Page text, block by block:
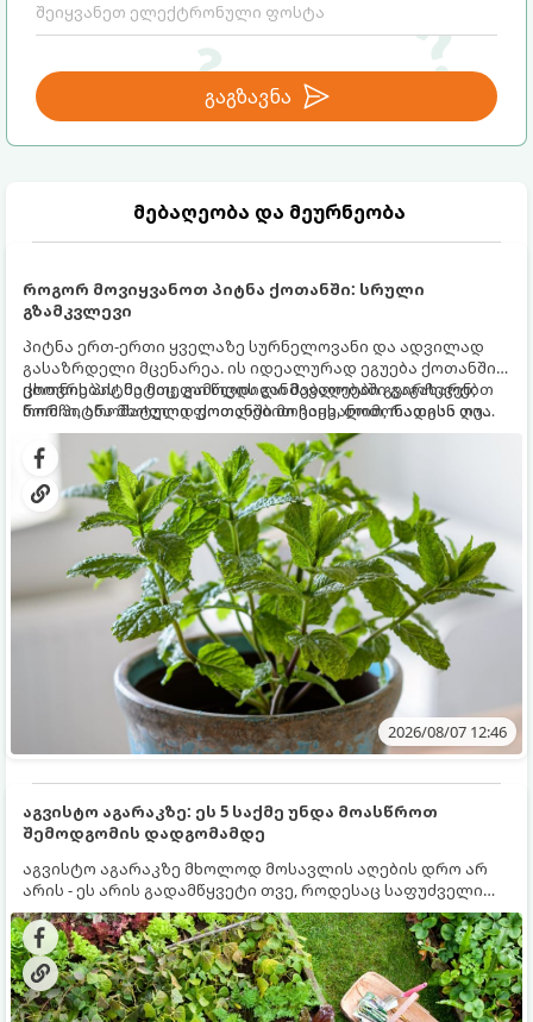
გაგზავნა
მებაღეობა და მეურნეობა
როგორ მოვიყვანოთ პიტნა ქოთანში: სრული
გზამკვლევი
პიტნა ერთ-ერთი ყველაზე სურნელოვანი და ადვილად
გასაზრდელი მცენარეა. ის იდეალურად ეგუება ქოთანში
ცხოვრებას, მეტიც, გამოცდილი მებაღეები გვირჩევენ,
რომ პიტნა მხოლოდ ქოთანში მოვიყვანოთ, რადგან ღია
გრუნტში (ბაღში) დარგვისას ის ფესვებით ძალიან
სწრაფად ვრცელდება და სხვა მცენარეებს ავიწროებს.
ქოთნის პიტნა მთელი წლის განმავლობაში გაგახარებთ
ნორჩი, არომატული ფოთლებით ჩაის, ლიმონათისა თუ
კერძებისთვის.
2026/08/07 12:46
აგვისტო აგარაკზე: ეს 5 საქმე უნდა მოასწროთ
შემოდგომის დადგომამდე
აგვისტო აგარაკზე მხოლოდ მოსავლის აღების დრო არ
არის - ეს არის გადამწყვეტი თვე, როდესაც საფუძველი
ეყრება მომავალი წლის მოსავალს და ბაღი მზადდება
შემოდგომა-ზამთრის სეზონისთვის. იმისათვის, რომ
ნიადაგმა ენერგია აღიდგინოს, ხოლო მცენარეებმა
ზამთარს გაუძლონ, აგვისტოს ბოლომდე 5
მნიშვნელოვანი საქმის გაკეთება უნდა მოასწროთ: